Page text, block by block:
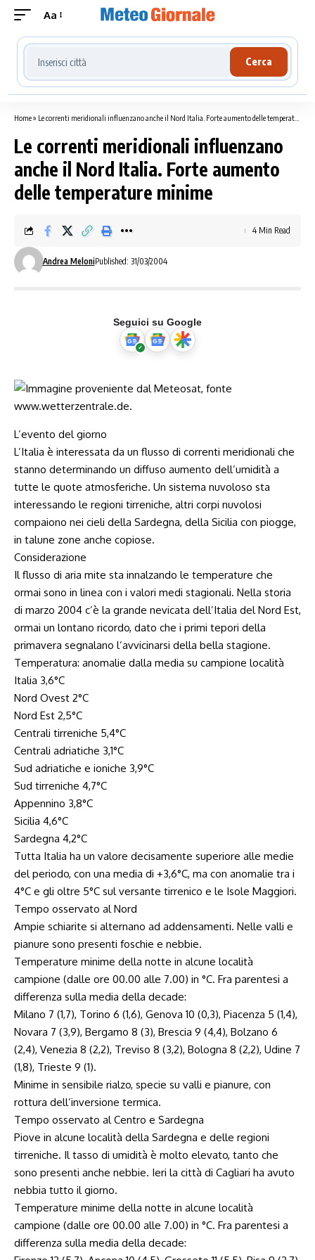
Aa
Cerca località meteo
Cerca
Home» Le correnti meridionali influenzano anche il Nord Italia. Forte aumento delle temperature minime
Le correnti meridionali influenzano
anche il Nord Italia. Forte aumento
delle temperature minime
Andrea MeloniPublished: 31/03/2004
4 Min Read
Seguici su Google
L’evento del giorno
L’Italia è interessata da un flusso di correnti meridionali che
stanno determinando un diffuso aumento dell’umidità a
tutte le quote atmosferiche. Un sistema nuvoloso sta
interessando le regioni tirreniche, altri corpi nuvolosi
compaiono nei cieli della Sardegna, della Sicilia con piogge,
in talune zone anche copiose.
Considerazione
Il flusso di aria mite sta innalzando le temperature che
ormai sono in linea con i valori medi stagionali. Nella storia
di marzo 2004 c’è la grande nevicata dell’Italia del Nord Est,
ormai un lontano ricordo, dato che i primi tepori della
primavera segnalano l’avvicinarsi della bella stagione.
Temperatura: anomalie dalla media su campione località
Italia 3,6°C
Nord Ovest 2°C
Nord Est 2,5°C
Centrali tirreniche 5,4°C
Centrali adriatiche 3,1°C
Sud adriatiche e ioniche 3,9°C
Sud tirreniche 4,7°C
Appennino 3,8°C
Sicilia 4,6°C
Sardegna 4,2°C
Tutta Italia ha un valore decisamente superiore alle medie
del periodo, con una media di +3,6°C, ma con anomalie tra i
4°C e gli oltre 5°C sul versante tirrenico e le Isole Maggiori.
Tempo osservato al Nord
Ampie schiarite si alternano ad addensamenti. Nelle valli e
pianure sono presenti foschie e nebbie.
Temperature minime della notte in alcune località
campione (dalle ore 00.00 alle 7.00) in °C. Fra parentesi a
differenza sulla media della decade:
Milano 7 (1,7), Torino 6 (1,6), Genova 10 (0,3), Piacenza 5 (1,4),
Novara 7 (3,9), Bergamo 8 (3), Brescia 9 (4,4), Bolzano 6
(2,4), Venezia 8 (2,2), Treviso 8 (3,2), Bologna 8 (2,2), Udine 7
(1,8), Trieste 9 (1).
Minime in sensibile rialzo, specie su valli e pianure, con
rottura dell’inversione termica.
Tempo osservato al Centro e Sardegna
Piove in alcune località della Sardegna e delle regioni
tirreniche. Il tasso di umidità è molto elevato, tanto che
sono presenti anche nebbie. Ieri la città di Cagliari ha avuto
nebbia tutto il giorno.
Temperature minime della notte in alcune località
campione (dalle ore 00.00 alle 7.00) in °C. Fra parentesi a
differenza sulla media della decade: